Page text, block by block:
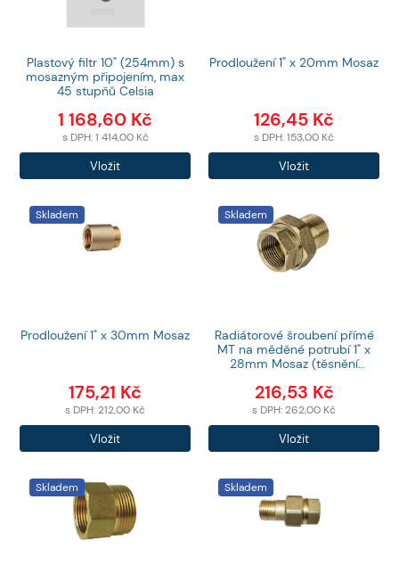
Plastový filtr 10" (254mm) s
mosazným připojením, max
45 stupňů Celsia
1 168,60 Kč
s DPH: 1 414,00 Kč
Počet
produktů
Vložit
Prodloužení 1" x 20mm Mosaz
126,45 Kč
s DPH:153,00 Kč
Počet
produktů
Vložit
Skladem
Prodloužení 1" x 30mm Mosaz
175,21 Kč
s DPH:212,00 Kč
Počet
produktů
Vložit
Skladem
Radiátorové šroubení přímé
MT na měděné potrubí 1" x
28mm Mosaz (těsnění
mosaz)
216,53 Kč
s DPH:262,00 Kč
Počet
produktů
Vložit
Skladem Skladem